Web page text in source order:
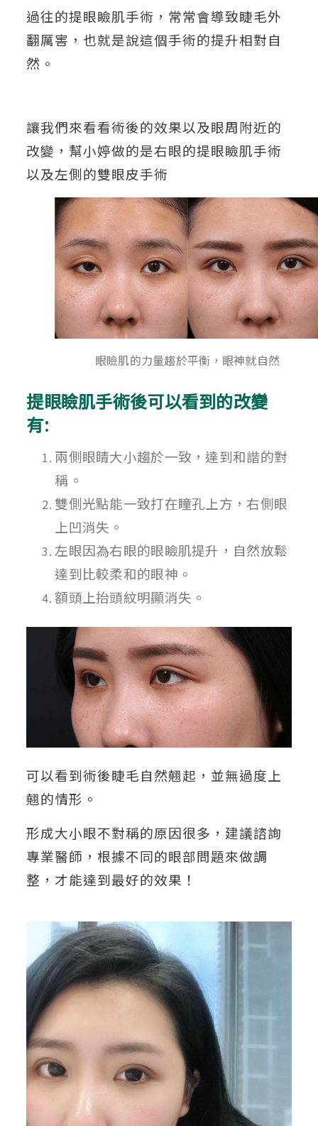
過往的提眼瞼肌手術，常常會導致睫毛外
翻厲害，也就是說這個手術的提升相對自
然。
讓我們來看看術後的效果以及眼周附近的
改變，幫小婷做的是右眼的提眼瞼肌手術
以及左側的雙眼皮手術
眼瞼肌的力量趨於平衡，眼神就自然
提眼瞼肌手術後可以看到的改變
有:
兩側眼睛大小趨於一致，達到和諧的對
稱。
雙側光點能一致打在瞳孔上方，右側眼
上凹消失。
左眼因為右眼的眼瞼肌提升，自然放鬆
達到比較柔和的眼神。
額頭上抬頭紋明顯消失。
可以看到術後睫毛自然翹起，並無過度上
翹的情形。
形成大小眼不對稱的原因很多，建議諮詢
專業醫師，根據不同的眼部問題來做調
整，才能達到最好的效果！